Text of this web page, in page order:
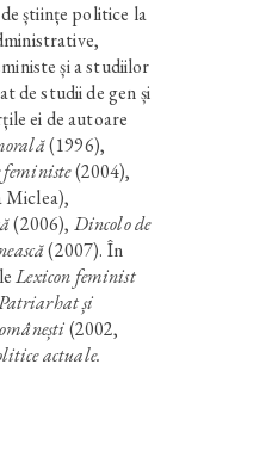
științe politice la
și a studiilor
de studii de gen și
ei de autoare
(1996),
(2004),
Miclea),
(2006), Dincolo de
(2007). În
Lexicon feminist
și
(2002,
actuale.